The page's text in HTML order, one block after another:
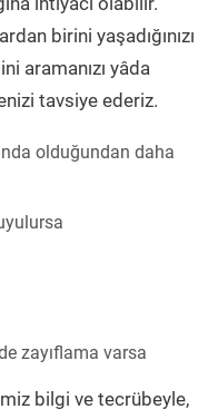
birini yaşadığınızı
aramanızı yâda
tavsiye ederiz.
olduğundan daha
zayıflama varsa
bilgi ve tecrübeyle,